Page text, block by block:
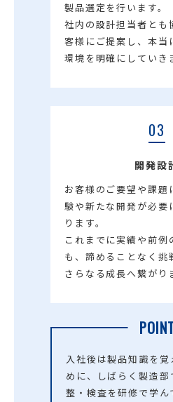
製品選定を行います。
社内の設計担当者とも
客様にご提案し、本当
環境を明確にしていき
03
開発設
お客様のご要望や課題
験や新たな開発が必要
ります。
これまでに実績や前例
も、諦めることなく挑
さらなる成長へ繋がり
入社後は製品知識を覚
めに、しばらく製造部
整・検査を研修で学ん